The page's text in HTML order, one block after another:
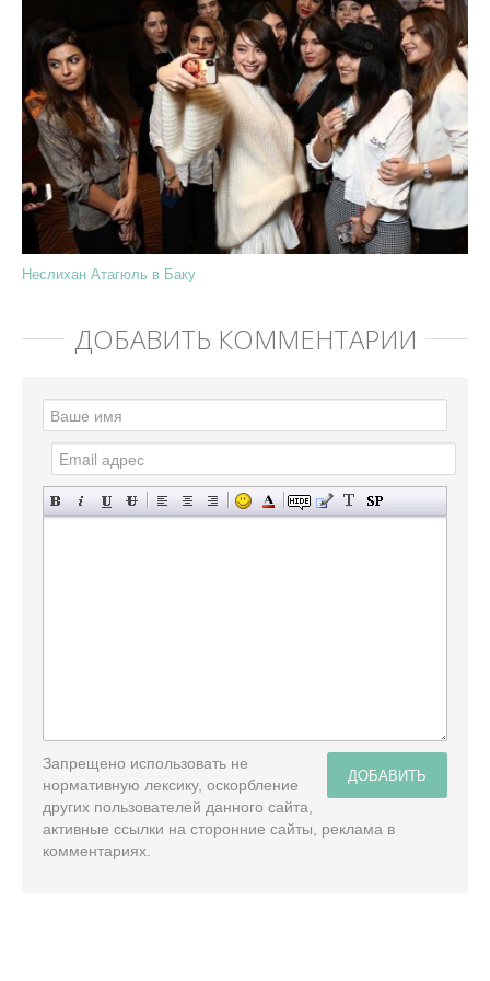
Неслихан Атагюль в Баку
ДОБАВИТЬ КОММЕНТАРИЙ
ДОБАВИТЬ
Запрещено использовать не
нормативную лексику, оскорбление
других пользователей данного сайта,
активные ссылки на сторонние сайты, реклама в
комментариях.